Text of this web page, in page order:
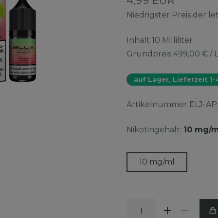
Niedrigster Preis der
Inhalt 10 Milliliter
Grundpreis 499,00 € /
auf Lager, Lieferzeit 1-
Artikelnummer ELJ-
Nikotingehalt: 10 mg/
10 mg/ml